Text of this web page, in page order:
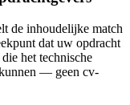
de inhoudelijke match
dat uw opdracht
het technische
— geen cv-